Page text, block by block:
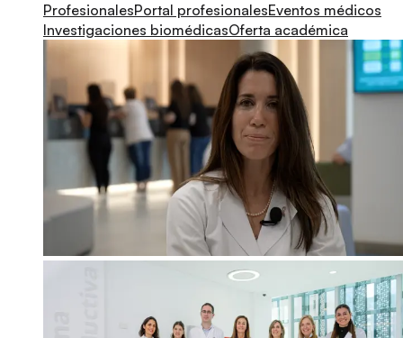
ProfesionalesPortal profesionalesEventos médicos
Investigaciones biomédicasOferta académica